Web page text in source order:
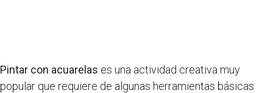
Pintar con acuarelas es una actividad creativa muy
popular que requiere de algunas herramientas básicas